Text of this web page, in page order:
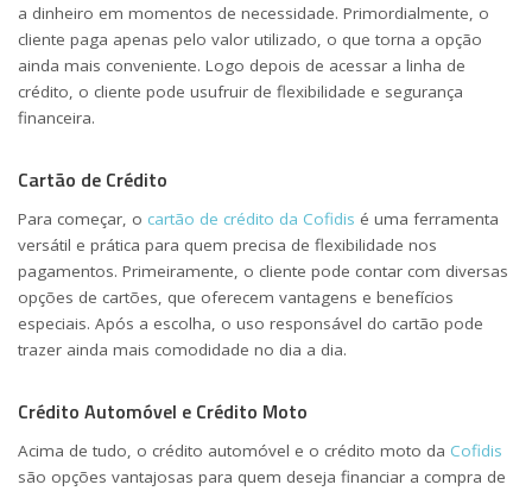
a dinheiro em momentos de necessidade. Primordialmente, o
cliente paga apenas pelo valor utilizado, o que torna a opção
ainda mais conveniente. Logo depois de acessar a linha de
crédito, o cliente pode usufruir de flexibilidade e segurança
financeira.
Cartão de Crédito
Para começar, o cartão de crédito da Cofidis é uma ferramenta
versátil e prática para quem precisa de flexibilidade nos
pagamentos. Primeiramente, o cliente pode contar com diversas
opções de cartões, que oferecem vantagens e benefícios
especiais. Após a escolha, o uso responsável do cartão pode
trazer ainda mais comodidade no dia a dia.
Crédito Automóvel e Crédito Moto
Acima de tudo, o crédito automóvel e o crédito moto da Cofidis
são opções vantajosas para quem deseja financiar a compra de